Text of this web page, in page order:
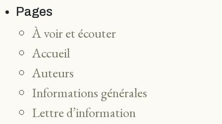
Pages
À voir et écouter
Accueil
Auteurs
Informations générales
Lettre d’information